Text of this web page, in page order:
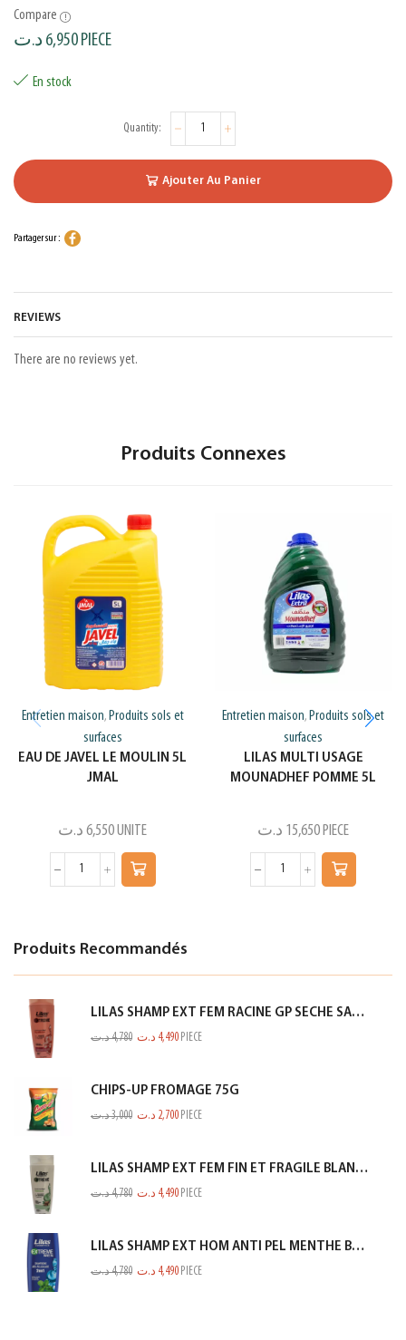
Compare
6,950د.ت PIECE
En stock
Ajouter Au Panier
Partager sur :
REVIEWS
There are no reviews yet.
Produits Connexes
Entretien maison, Produits sols et
surfaces
EAU DE JAVEL LE MOULIN 5L
JMAL
6,550 د.ت UNITE
Entretien maison, Produits sols et
surfaces
LILAS MULTI USAGE
MOUNADHEF POMME 5L
15,650 د.ت PIECE
Produits Recommandés
LILAS SHAMP EXT FEM RACINE GP SECHE SAUMON 350ML
4,780د.ت 4,490 د.ت PIECE
CHIPS-UP FROMAGE 75G
3,000د.ت 2,700 د.ت PIECE
LILAS SHAMP EXT FEM FIN ET FRAGILE BLANC 350ML
4,780د.ت 4,490 د.ت PIECE
LILAS SHAMP EXT HOM ANTI PEL MENTHE BLEU 350ML
4,780د.ت 4,490 د.ت PIECE